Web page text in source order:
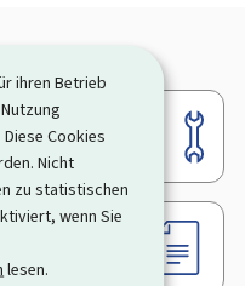
ihren Betrieb
Cookies
Nicht
zu statistischen
wenn Sie
lesen.